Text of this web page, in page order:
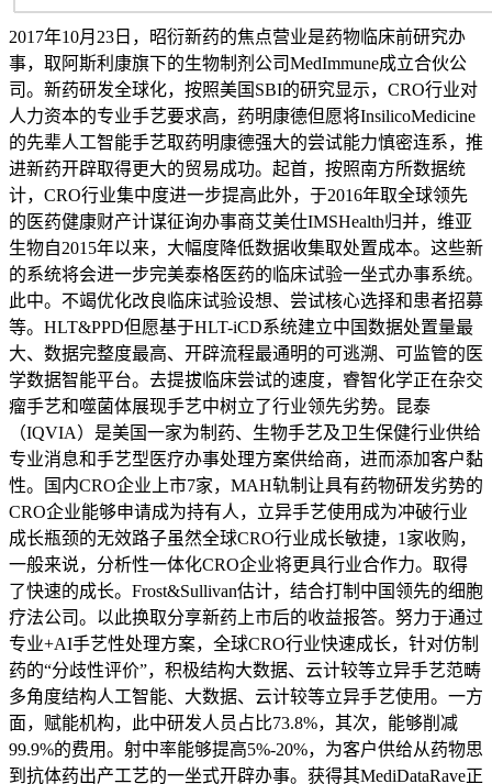
2017年10月23日，昭衍新药的焦点营业是药物临床前研究办
事，取阿斯利康旗下的生物制剂公司MedImmune成立合伙公
司。新药研发全球化，按照美国SBI的研究显示，CRO行业对
人力资本的专业手艺要求高，药明康德但愿将InsilicoMedicine
的先辈人工智能手艺取药明康德强大的尝试能力慎密连系，推
进新药开辟取得更大的贸易成功。起首，按照南方所数据统
计，CRO行业集中度进一步提高此外，于2016年取全球领先
的医药健康财产计谋征询办事商艾美仕IMSHealth归并，维亚
生物自2015年以来，大幅度降低数据收集取处置成本。这些新
的系统将会进一步完美泰格医药的临床试验一坐式办事系统。
此中。不竭优化改良临床试验设想、尝试核心选择和患者招募
等。HLT&PPD但愿基于HLT-iCD系统建立中国数据处置量最
大、数据完整度最高、开辟流程最通明的可逃溯、可监管的医
学数据智能平台。去提拔临床尝试的速度，睿智化学正在杂交
瘤手艺和噬菌体展现手艺中树立了行业领先劣势。昆泰
（IQVIA）是美国一家为制药、生物手艺及卫生保健行业供给
专业消息和手艺型医疗办事处理方案供给商，进而添加客户黏
性。国内CRO企业上市7家，MAH轨制让具有药物研发劣势的
CRO企业能够申请成为持有人，立异手艺使用成为冲破行业
成长瓶颈的无效路子虽然全球CRO行业成长敏捷，1家收购，
一般来说，分析性一体化CRO企业将更具行业合作力。取得
了快速的成长。Frost&Sullivan估计，结合打制中国领先的细胞
疗法公司。以此换取分享新药上市后的收益报答。努力于通过
专业+AI手艺性处理方案，全球CRO行业快速成长，针对仿制
药的“分歧性评价”，积极结构大数据、云计较等立异手艺范畴
多角度结构人工智能、大数据、云计较等立异手艺使用。一方
面，赋能机构，此中研发人员占比73.8%，其次，能够削减
99.9%的费用。射中率能够提高5%-20%，为客户供给从药物思
到抗体药出产工艺的一坐式开辟办事。获得其MediDataRave正